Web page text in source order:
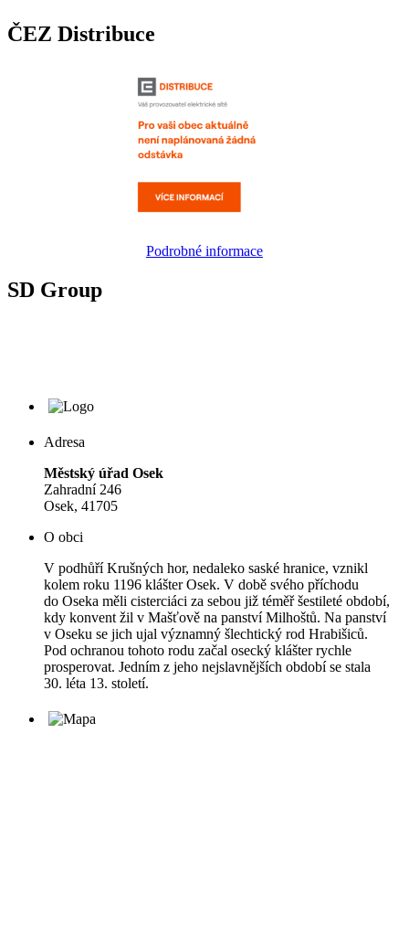
ČEZ Distribuce
Podrobné informace
SD Group
Adresa
Městský úřad Osek
Zahradní 246
Osek, 41705
O obci
V podhůří Krušných hor, nedaleko saské hranice, vznikl
kolem roku 1196 klášter Osek. V době svého příchodu
do Oseka měli cisterciáci za sebou již téměř šestileté období,
kdy konvent žil v Mašťově na panství Milhoštů. Na panství
v Oseku se jich ujal významný šlechtický rod Hrabišiců.
Pod ochranou tohoto rodu začal osecký klášter rychle
prosperovat. Jedním z jeho nejslavnějších období se stala
30. léta 13. století.